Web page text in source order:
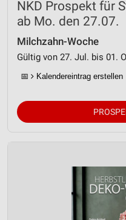
NKD Prospekt für
ab Mo. den 27.07.
Milchzahn-Woche
Gültig von 27. Jul. bis 01.
📅 Kalendereintrag erstellen